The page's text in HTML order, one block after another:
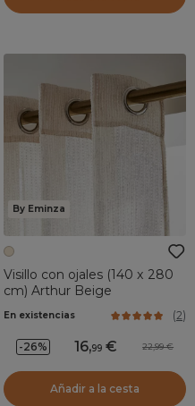
By Eminza
Visillo con ojales (140 x 280
cm) Arthur Beige
En existencias (2)
-26% 16,99 22,99
Añadir a la cesta